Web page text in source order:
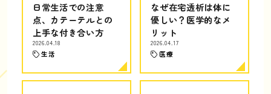
日常生活での注意
点、カテーテルとの
上手な付き合い方
2026.04.18
生活
なぜ在宅透析は体に
優しい？医学的なメ
リット
2026.04.17
医療